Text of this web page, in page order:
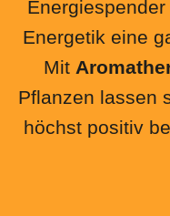
Energetik eine
Mit
Pflanzen lassen
höchst positiv